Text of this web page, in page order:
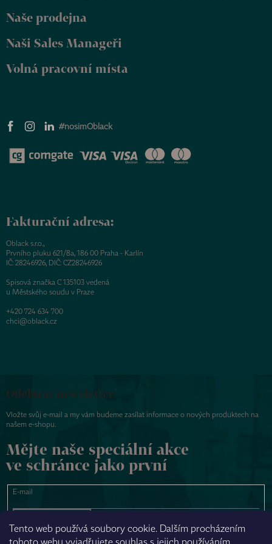
Tento web používá soubory cookie. Dalším procházením
Naše prodejna
Naši Sales Manageři
Volná pracovní místa
#nosimOblack
Fakturační adresa:
Oblack s.r.o.,
Prvního pluku 621/8a, 186 00 Praha - Karlín
IČ: 28246926, DIČ: CZ28246926
Spisová značka C 135103 vedená
u Městského soudu v Praze
+420 724 634 700
chci@oblack.cz
Odebírat newsletter
Vložte svůj e-mail a my vám budeme zasílat informace o nových produktech na
našem e-shopu.
Mějte naše speciální akce
ve schránce jako první
E-mail